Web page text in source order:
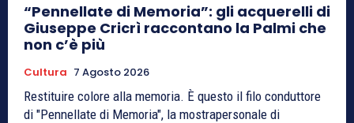
“Pennellate di Memoria”: gli acquerelli di
Giuseppe Cricrì raccontano la Palmi che
non c’è più
Cultura 7 Agosto 2026
Restituire colore alla memoria. È questo il filo conduttore
di "Pennellate di Memoria", la mostrapersonale di